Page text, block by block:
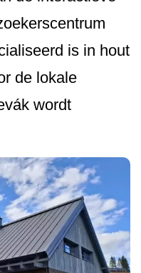
is in hout
de lokale
wordt